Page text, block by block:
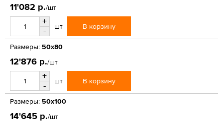
11'082 р./шт
+
-
шт В корзину
Размеры: 50x80
12'876 р./шт
+
-
шт В корзину
Размеры: 50х100
14'645 р./шт